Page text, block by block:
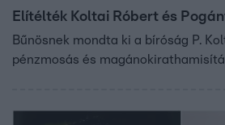
Elítélték Koltai Róbert és
Bűnösnek mondta ki a bíróság P.
pénzmosás és